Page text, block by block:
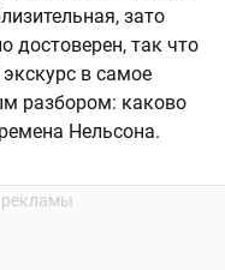
зато
достоверен, так что
в самое
разбором: каково
Нельсона.